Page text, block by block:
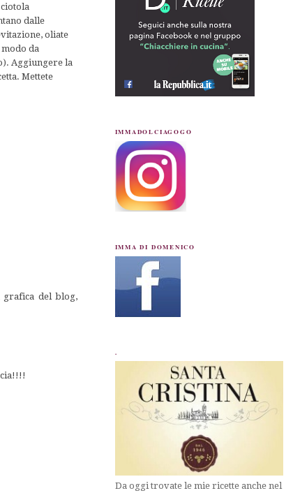
dalle
oliate
da
Aggiungere la
Mettete
grafica del blog,
IMMADOLCIAGOGO
IMMA DI DOMENICO
.
Da oggi trovate le mie ricette anche nel